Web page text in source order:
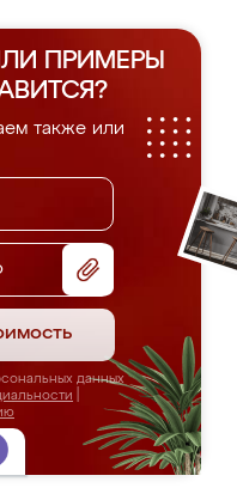
ПРИМЕРЫ
также или
данных